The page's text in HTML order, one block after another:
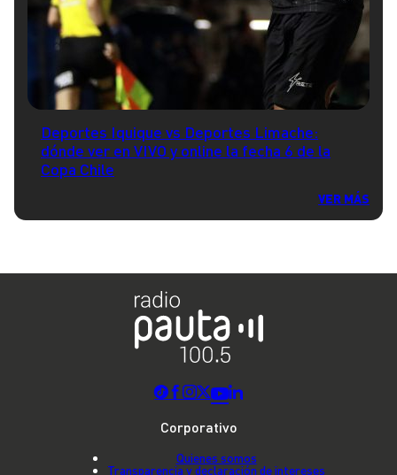
Deportes Iquique vs Deportes Limache:
dónde ver en VIVO y online la fecha 6 de la
Copa Chile
VER MÁS
Corporativo
Quienes somos
Transparencia y declaración de intereses